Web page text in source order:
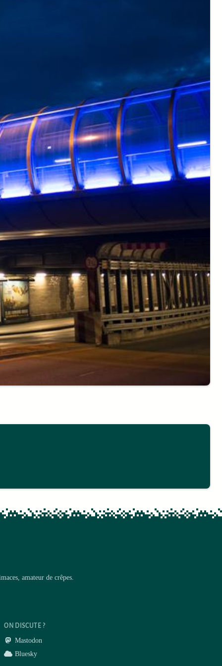
amateur de crêpes.
ON DISCUTE ?
Mastodon
Bluesky